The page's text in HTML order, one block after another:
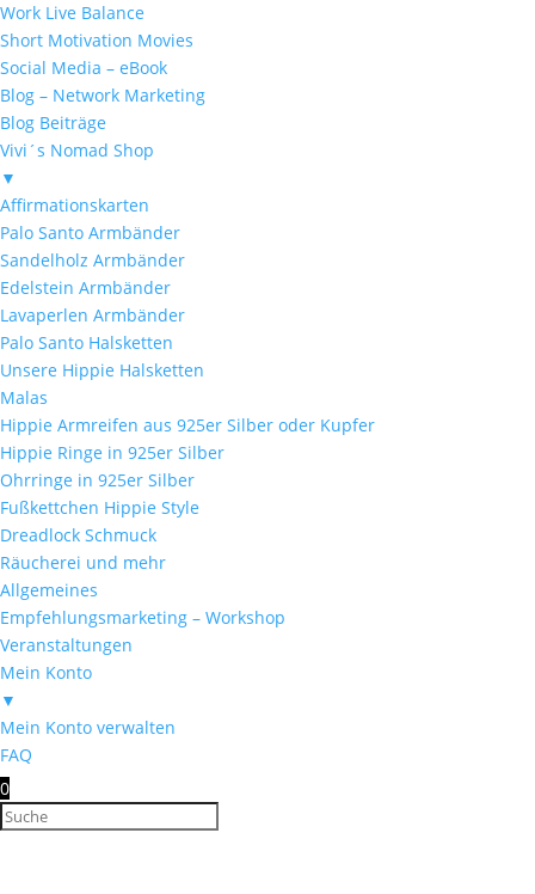
Work Live Balance
Short Motivation Movies
Social Media – eBook
Blog – Network Marketing
Blog Beiträge
Vivi´s Nomad Shop
▼
Affirmationskarten
Palo Santo Armbänder
Sandelholz Armbänder
Edelstein Armbänder
Lavaperlen Armbänder
Palo Santo Halsketten
Unsere Hippie Halsketten
Malas
Hippie Armreifen aus 925er Silber oder Kupfer
Hippie Ringe in 925er Silber
Ohrringe in 925er Silber
Fußkettchen Hippie Style
Dreadlock Schmuck
Räucherei und mehr
Allgemeines
Empfehlungsmarketing – Workshop
Veranstaltungen
Mein Konto
▼
Mein Konto verwalten
FAQ
0